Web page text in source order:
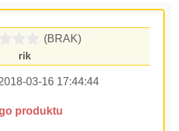
(BRAK)
rik
03-16 17:44:44
produktu